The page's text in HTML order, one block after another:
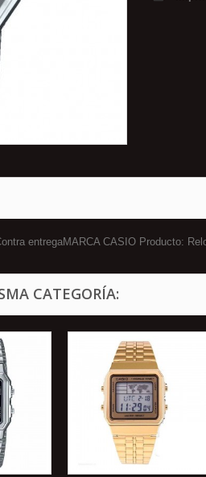
entregaMARCA CASIO Producto:
CATEGORÍA: